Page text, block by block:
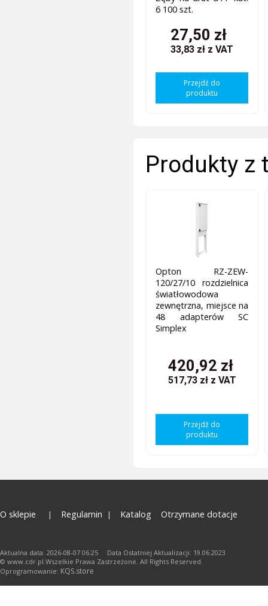
6 100 szt.
27,50 zł
33,83 zł z VAT
Przejdź do
produktu
Produkty z
Opton RZ-ZEW-
120/27/10 rozdzielnica
światłowodowa
zewnętrzna, miejsce na
48 adapterów SC
Simplex
420,92 zł
517,73 zł z VAT
Przejdź do
produktu
O sklepie Regulamin Katalog Otrzymane dotacje
Aktualna data: 2026-08-07 06:25 Data Ostatniej Aktualizacji: 19.06.2023
© www.cdr.pl.Wszelkie Prawa Zastrzeżone. All Rights Reserved.
Oprogramowanie: KQS.store